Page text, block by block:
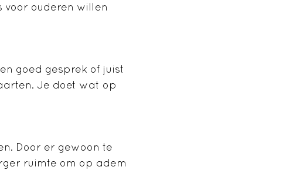
voor ouderen willen
goed gesprek of juist
Je doet wat op
Door er gewoon te
ruimte om op adem